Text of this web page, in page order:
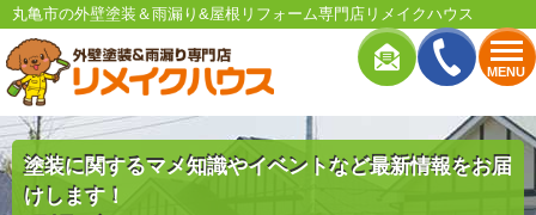
MENU
丸亀市の外壁塗装＆雨漏り&屋根リフォーム専門店リメイクハウス
塗装に関するマメ知識やイベントなど最新情報をお届
けします！